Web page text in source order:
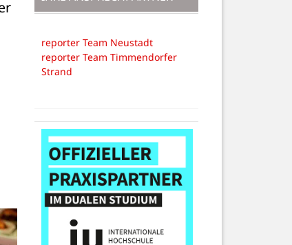
reporter Team Neustadt
reporter Team Timmendorfer
Strand